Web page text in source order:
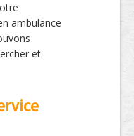
ambulance
et